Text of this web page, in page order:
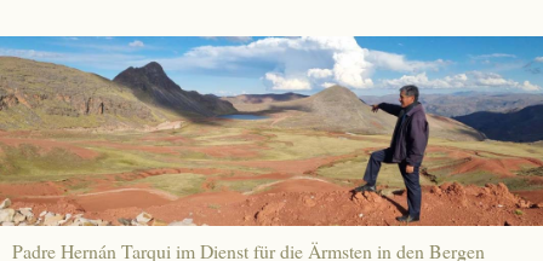
Padre Hernán Tarqui im Dienst für die Ärmsten in den Bergen